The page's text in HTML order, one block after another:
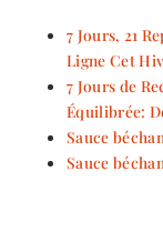
7 Jours, 21
Ligne Cet
7 Jours de
Équilibrée:
Sauce
Sauce